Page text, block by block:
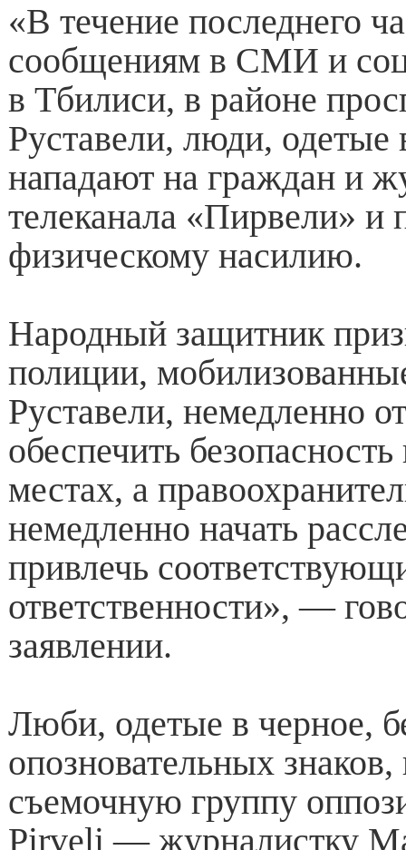
«В течение последнего
сообщениям в СМИ и
в Тбилиси, в районе
Руставели, люди, одетые
нападают на граждан и
телеканала «Пирвели» и
физическому насилию.
Народный защитник
полиции,
Руставели, немедленно
обеспечить
местах, а
немедленно начать
привлечь
ответственности», —
заявлении.
Люби, одетые в черное,
опозновательных
съемочную группу
Pirveli — журналистку